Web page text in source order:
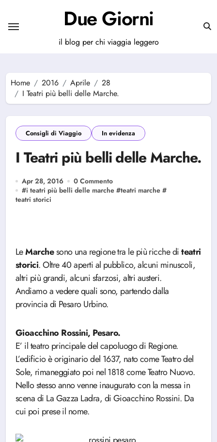
contenuto
Due Giorni
il blog per chi viaggia leggero
Home 2016 Aprile
28
I Teatri più belli delle Marche.
Consigli di Viaggio In evidenza
I Teatri più belli delle Marche.
Apr 28, 2016
0 Commento
#i teatri più belli delle marche #teatri marche #
teatri storici
LeMarchesono una regione tra le più ricche diteatri
storici. Oltre 40 aperti al pubblico, alcuni minuscoli,
altri più grandi, alcuni sfarzosi, altri austeri.
Andiamo a vedere quali sono, partendo dalla
provincia di Pesaro Urbino.
Gioacchino Rossini, Pesaro.
E’ il teatro principale del capoluogo di Regione.
L’edificio è originario del 1637, nato come Teatro del
Sole, rimaneggiato poi nel 1818 come Teatro Nuovo.
Nello stesso anno venne inaugurato con la messa in
scena di La Gazza Ladra, di Gioacchino Rossini. Da
cui poi prese il nome.